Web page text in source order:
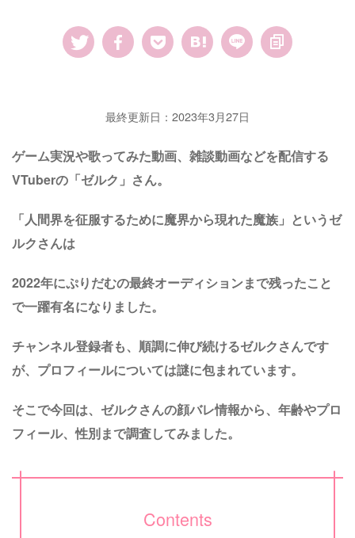
最終更新日：2023年3月27日
ゲーム実況や歌ってみた動画、雑談動画などを配信する
VTuberの「ゼルク」さん。
「人間界を征服するために魔界から現れた魔族」というゼ
ルクさんは
2022年にぷりだむの最終オーディションまで残ったこと
で一躍有名になりました。
チャンネル登録者も、順調に伸び続けるゼルクさんです
が、プロフィールについては謎に包まれています。
そこで今回は、ゼルクさんの顔バレ情報から、年齢やプロ
フィール、性別まで調査してみました。
Contents